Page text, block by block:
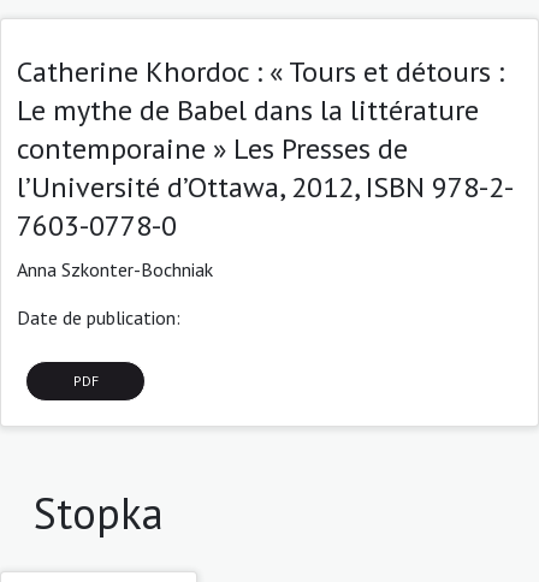
Catherine Khordoc : « Tours et détours :
Le mythe de Babel dans la littérature
contemporaine » Les Presses de
l’Université d’Ottawa, 2012, ISBN 978-2-
7603-0778-0
Anna Szkonter-Bochniak
Date de publication:
PDF
Stopka